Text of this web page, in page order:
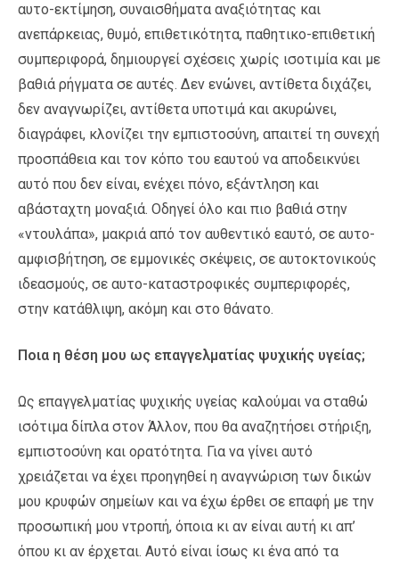
αυτο-εκτίμηση, συναισθήματα αναξιότητας και
ανεπάρκειας, θυμό, επιθετικότητα, παθητικο-επιθετική
συμπεριφορά, δημιουργεί σχέσεις χωρίς ισοτιμία και με
βαθιά ρήγματα σε αυτές. Δεν ενώνει, αντίθετα διχάζει,
δεν αναγνωρίζει, αντίθετα υποτιμά και ακυρώνει,
διαγράφει, κλονίζει την εμπιστοσύνη, απαιτεί τη συνεχή
προσπάθεια και τον κόπο του εαυτού να αποδεικνύει
αυτό που δεν είναι, ενέχει πόνο, εξάντληση και
αβάσταχτη μοναξιά. Οδηγεί όλο και πιο βαθιά στην
«ντουλάπα», μακριά από τον αυθεντικό εαυτό, σε αυτο-
αμφισβήτηση, σε εμμονικές σκέψεις, σε αυτοκτονικούς
ιδεασμούς, σε αυτο-καταστροφικές συμπεριφορές,
στην κατάθλιψη, ακόμη και στο θάνατο.
Ποια η θέση μου ως επαγγελματίας ψυχικής υγείας;
Ως επαγγελματίας ψυχικής υγείας καλούμαι να σταθώ
ισότιμα δίπλα στον Άλλον, που θα αναζητήσει στήριξη,
εμπιστοσύνη και ορατότητα. Για να γίνει αυτό
χρειάζεται να έχει προηγηθεί η αναγνώριση των δικών
μου κρυφών σημείων και να έχω έρθει σε επαφή με την
προσωπική μου ντροπή, όποια κι αν είναι αυτή κι απ’
όπου κι αν έρχεται. Αυτό είναι ίσως κι ένα από τα